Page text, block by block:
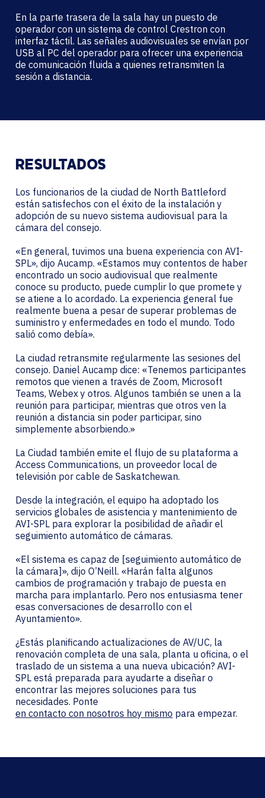
En la parte trasera de la sala hay un puesto de
operador con un sistema de control Crestron con
interfaz táctil. Las señales audiovisuales se envían por
USB al PC del operador para ofrecer una experiencia
de comunicación fluida a quienes retransmiten la
sesión a distancia.
RESULTADOS
Los funcionarios de la ciudad de North Battleford
están satisfechos con el éxito de la instalación y
adopción de su nuevo sistema audiovisual para la
cámara del consejo.
«En general, tuvimos una buena experiencia con AVI-
SPL», dijo Aucamp. «Estamos muy contentos de haber
encontrado un socio audiovisual que realmente
conoce su producto, puede cumplir lo que promete y
se atiene a lo acordado. La experiencia general fue
realmente buena a pesar de superar problemas de
suministro y enfermedades en todo el mundo. Todo
salió como debía».
La ciudad retransmite regularmente las sesiones del
consejo. Daniel Aucamp dice: «Tenemos participantes
remotos que vienen a través de Zoom, Microsoft
Teams, Webex y otros. Algunos también se unen a la
reunión para participar, mientras que otros ven la
reunión a distancia sin poder participar, sino
simplemente absorbiendo.»
La Ciudad también emite el flujo de su plataforma a
Access Communications, un proveedor local de
televisión por cable de Saskatchewan.
Desde la integración, el equipo ha adoptado los
servicios globales de asistencia y mantenimiento de
AVI-SPL para explorar la posibilidad de añadir el
seguimiento automático de cámaras.
«El sistema es capaz de [seguimiento automático de
la cámara]», dijo O’Neill. «Harán falta algunos
cambios de programación y trabajo de puesta en
marcha para implantarlo. Pero nos entusiasma tener
esas conversaciones de desarrollo con el
Ayuntamiento».
¿Estás planificando actualizaciones de AV/UC, la
renovación completa de una sala, planta u oficina, o el
traslado de un sistema a una nueva ubicación? AVI-
SPL está preparada para ayudarte a diseñar o
encontrar las mejores soluciones para tus
necesidades. Ponte
en contacto con nosotros hoy mismo para empezar.